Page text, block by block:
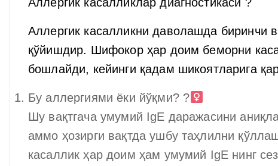
Аллергик касалликни даволашда биринчи
қўйишдир. Шифокор ҳар доим беморни
бошлайди, кейинги қадам шикоятларига
Бу аллергиями ёки йўқми? ?‍
Шу вақтгача умумий IgE даражасини
аммо ҳозирги вақтда ушбу таҳлилни
касаллик ҳар доим ҳам умумий IgE нинг